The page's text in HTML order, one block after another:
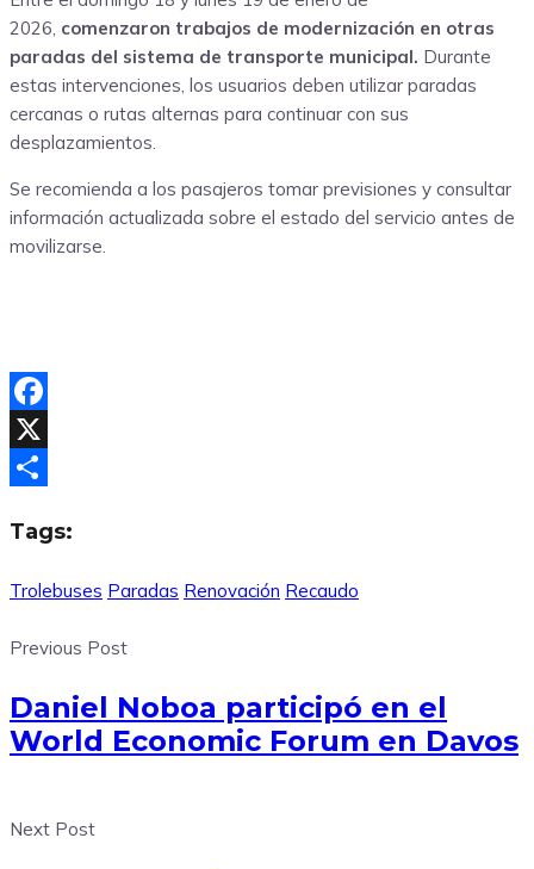
2026, comenzaron trabajos de modernización en otras
paradas del sistema de transporte municipal. Durante
estas intervenciones, los usuarios deben utilizar paradas
cercanas o rutas alternas para continuar con sus
desplazamientos.
Se recomienda a los pasajeros tomar previsiones y consultar
información actualizada sobre el estado del servicio antes de
movilizarse.
Facebook
X
Tags:
Trolebuses Paradas Renovación Recaudo
Previous Post
Daniel Noboa participó en el
World Economic Forum en Davos
Next Post